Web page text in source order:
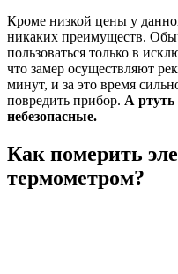
Кроме низкой цены у
никаких преимуществ.
пользоваться только в
что замер осуществляют
минут, и за это время
повредить прибор. А ртуть
небезопасные.
Как померить
термометром?